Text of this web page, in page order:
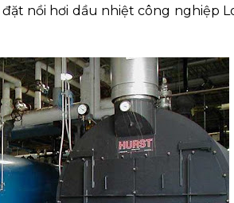
nồi hơi dầu nhiệt công nghiệp